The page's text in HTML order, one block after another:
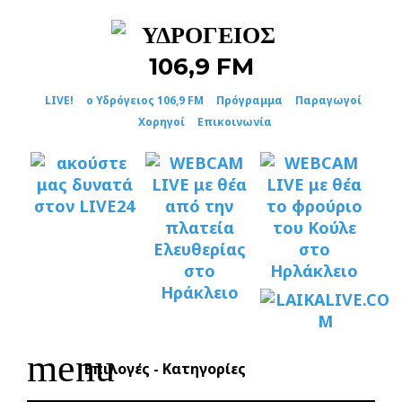
LIVE! ο Υδρόγειος 106,9 FM Πρόγραμμα
Παραγωγοί
Χορηγοί
Επικοινωνία
menuΕπιλογές - Κατηγορίες